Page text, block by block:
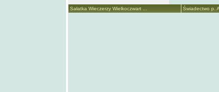
Sałatka Wieczerzy Wielkoczwart ... Świadectwo p.